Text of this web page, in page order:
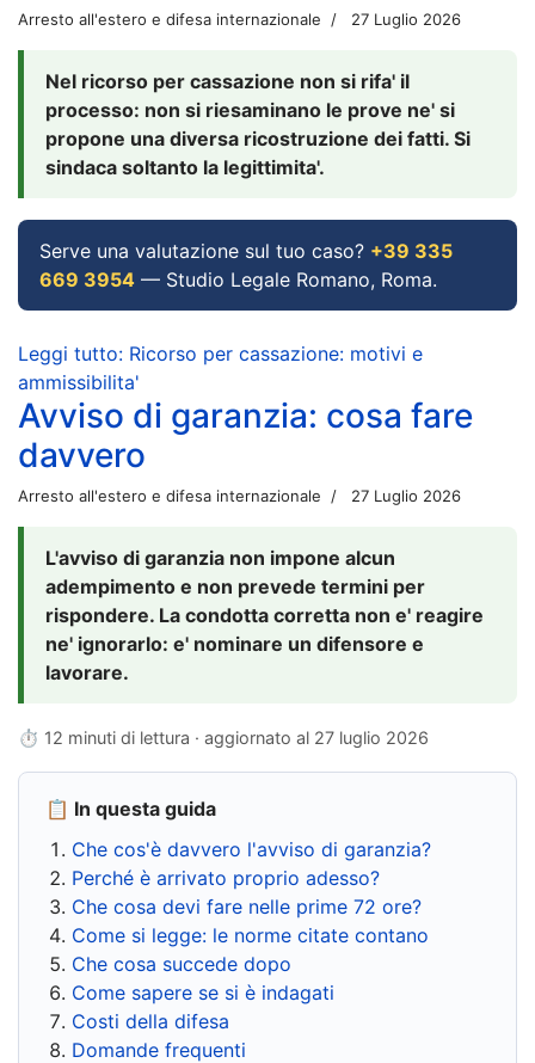
Arresto all'estero e difesa internazionale 27 Luglio 2026
Nel ricorso per cassazione non si rifa' il
processo: non si riesaminano le prove ne' si
propone una diversa ricostruzione dei fatti. Si
sindaca soltanto la legittimita'.
Serve una valutazione sul tuo caso? +39 335
669 3954 — Studio Legale Romano, Roma.
Leggi tutto: Ricorso per cassazione: motivi e
ammissibilita'
Avviso di garanzia: cosa fare
davvero
Arresto all'estero e difesa internazionale 27 Luglio 2026
L'avviso di garanzia non impone alcun
adempimento e non prevede termini per
rispondere. La condotta corretta non e' reagire
ne' ignorarlo: e' nominare un difensore e
lavorare.
⏱ 12 minuti di lettura · aggiornato al 27 luglio 2026
📋 In questa guida
Che cos'è davvero l'avviso di garanzia?
Perché è arrivato proprio adesso?
Che cosa devi fare nelle prime 72 ore?
Come si legge: le norme citate contano
Che cosa succede dopo
Come sapere se si è indagati
Costi della difesa
Domande frequenti